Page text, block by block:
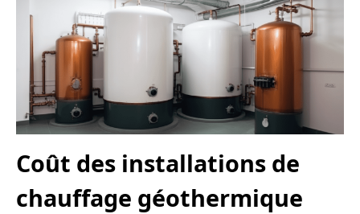
Coût des installations de
chauffage géothermique